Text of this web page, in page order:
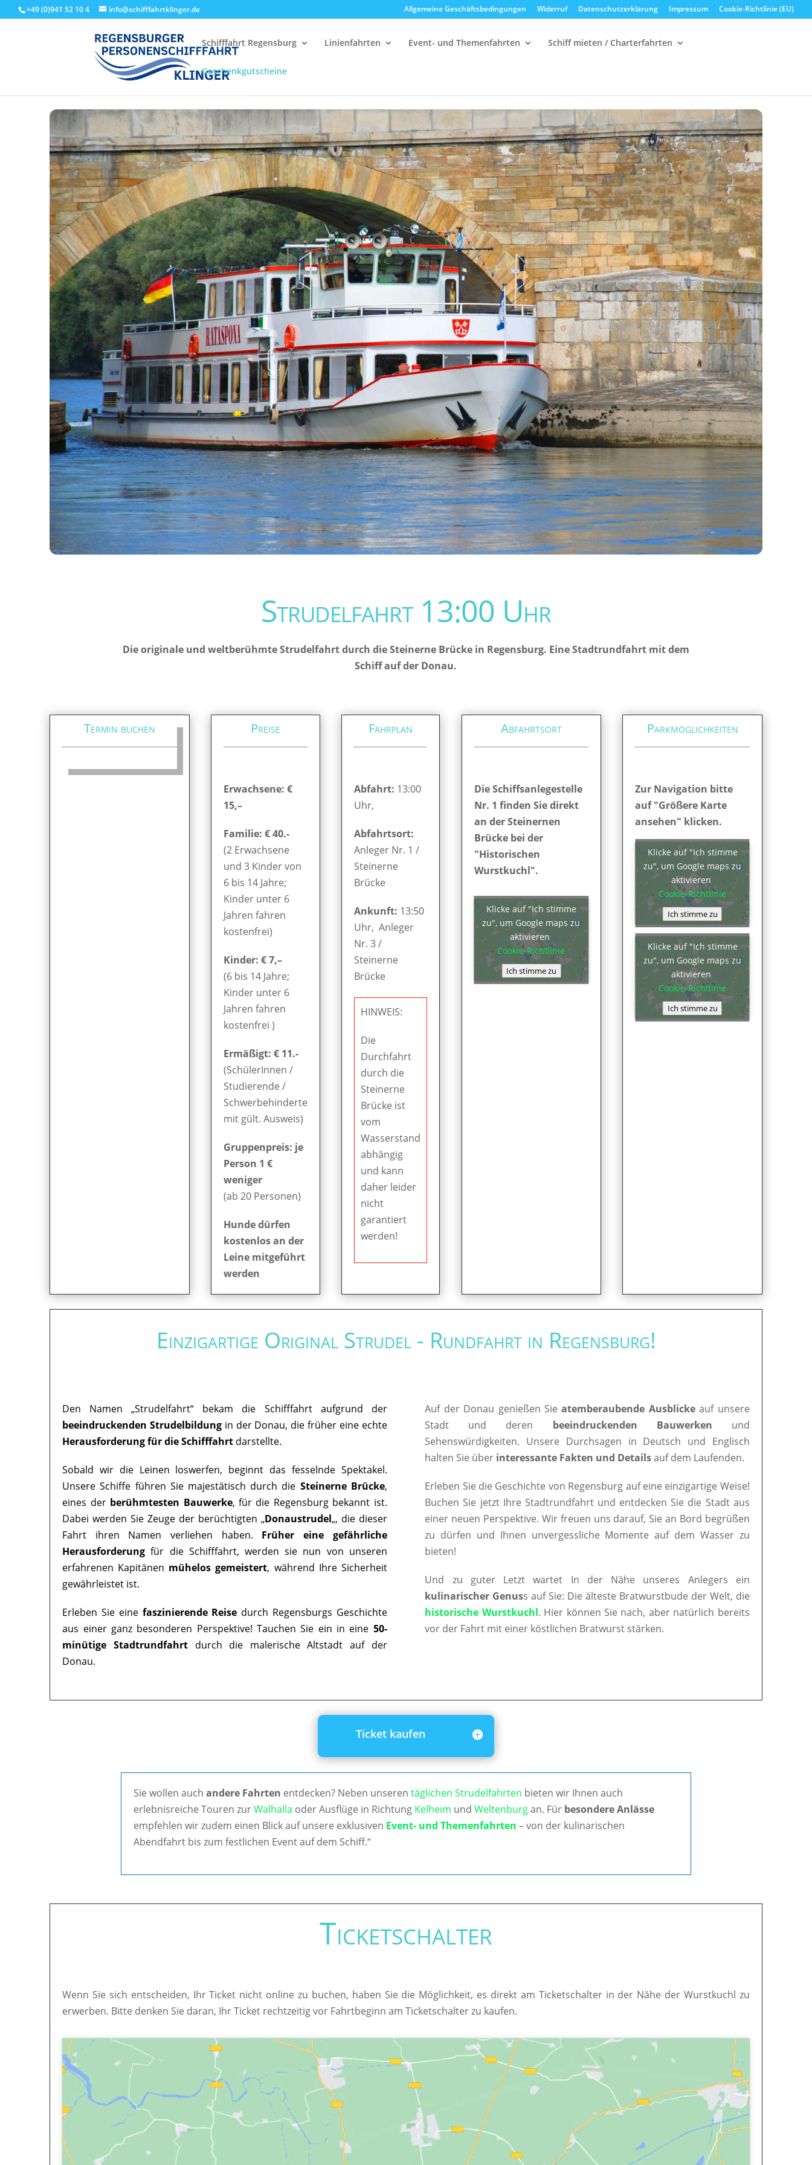
+49 (0)941 52 10 4 info@schifffahrtklinger.de Allgemeine Geschäftsbedingungen Widerruf Datenschutzerklärung Impressum Cookie-Richtlinie (EU)
Schifffahrt Regensburg Linienfahrten Event- und Themenfahrten Schiff mieten / Charterfahrten
Geschenkgutscheine
Events - Schifffahrt Regensburg Linienfahrten
Strudelfahrt 13:00 Uhr
Die originale und weltberühmte Strudelfahrt durch die Steinerne Brücke in Regensburg. Eine Stadtrundfahrt mit dem
Schiff auf der Donau.
Termin buchen Preise
Erwachsene: €
15,–
Familie: € 40.-
(2 Erwachsene
und 3 Kinder von
6 bis 14 Jahre;
Kinder unter 6
Jahren fahren
kostenfrei)
Kinder: € 7,–
(6 bis 14 Jahre;
Kinder unter 6
Jahren fahren
kostenfrei )
Ermäßigt: € 11.-
(SchülerInnen /
Studierende /
Schwerbehinderte
mit gült. Ausweis)
Gruppenpreis: je
Person 1 €
weniger
(ab 20 Personen)
Hunde dürfen
kostenlos an der
Leine mitgeführt
werden
Fahrplan
Abfahrt: 13:00
Uhr,
Abfahrtsort:
Anleger Nr. 1 /
Steinerne
Brücke
Ankunft: 13:50
Uhr, Anleger
Nr. 3 /
Steinerne
Brücke
HINWEIS:
Die
Durchfahrt
durch die
Steinerne
Brücke ist
vom
Wasserstand
abhängig
und kann
daher leider
nicht
garantiert
werden!
Abfahrtsort
Die Schiffsanlegestelle
Nr. 1 finden Sie direkt
an der Steinernen
Brücke bei der
"Historischen
Wurstkuchl".
Klicke auf "Ich stimme
zu", um Google maps zu
aktivieren
Cookie-Richtlinie
Ich stimme zu
Parkmöglichkeiten
Zur Navigation bitte
auf "Größere Karte
ansehen" klicken.
Klicke auf "Ich stimme
zu", um Google maps zu
aktivieren
Cookie-Richtlinie
Ich stimme zu
Klicke auf "Ich stimme
zu", um Google maps zu
aktivieren
Cookie-Richtlinie
Ich stimme zu
Einzigartige Original Strudel - Rundfahrt in Regensburg!
Den Namen „Strudelfahrt“ bekam die Schifffahrt aufgrund der
beeindruckenden Strudelbildung in der Donau, die früher eine echte
Herausforderung für die Schifffahrt darstellte.
Sobald wir die Leinen loswerfen, beginnt das fesselnde Spektakel.
Unsere Schiffe führen Sie majestätisch durch die Steinerne Brücke,
eines der berühmtesten Bauwerke, für die Regensburg bekannt ist.
Dabei werden Sie Zeuge der berüchtigten „Donaustrudel„, die dieser
Fahrt ihren Namen verliehen haben. Früher eine gefährliche
Herausforderung für die Schifffahrt, werden sie nun von unseren
erfahrenen Kapitänen mühelos gemeistert, während Ihre Sicherheit
gewährleistet ist.
Erleben Sie eine faszinierende Reise durch Regensburgs Geschichte
aus einer ganz besonderen Perspektive! Tauchen Sie ein in eine 50-
minütige Stadtrundfahrtdurch die malerische Altstadt auf der
Donau.
Auf der Donau genießen Sieatemberaubende Ausblickeauf unsere
Stadt und deren beeindruckenden Bauwerken und
Sehenswürdigkeiten. Unsere Durchsagen in Deutsch und Englisch
halten Sie über interessante Fakten und Detailsauf dem Laufenden.
Erleben Sie die Geschichte von Regensburg auf eine einzigartige Weise!
Buchen Sie jetzt Ihre Stadtrundfahrt und entdecken Sie die Stadt aus
einer neuen Perspektive. Wir freuen uns darauf, Sie an Bord begrüßen
zu dürfen und Ihnen unvergessliche Momente auf dem Wasser zu
bieten!
Und zu guter Letzt wartet In der Nähe unseres Anlegers ein
kulinarischer Genuss auf Sie: Die älteste Bratwurstbude der Welt, die
historische Wurstkuchl. Hier können Sie nach, aber natürlich bereits
vor der Fahrt mit einer köstlichen Bratwurst stärken.
Ticket kaufen
Sie wollen auchandere Fahrten entdecken? Neben unserentäglichen Strudelfahrten bieten wir Ihnen auch
erlebnisreiche Touren zurWalhalla oder Ausflüge in Richtung Kelheim undWeltenburgan. Für besondere Anlässe
empfehlen wir zudem einen Blick auf unsere exklusiven Event- und Themenfahrten – von der kulinarischen
Abendfahrt bis zum festlichen Event auf dem Schiff.“
Ticketschalter
Wenn Sie sich entscheiden, Ihr Ticket nicht online zu buchen, haben Sie die Möglichkeit, es direkt am Ticketschalter in der Nähe der Wurstkuchl zu
erwerben. Bitte denken Sie daran, Ihr Ticket rechtzeitig vor Fahrtbeginn am Ticketschalter zu kaufen.